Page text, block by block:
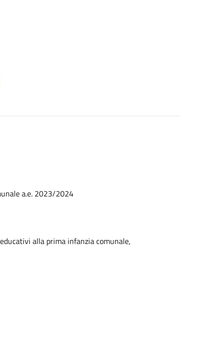
a.e. 2023/2024
alla prima infanzia comunale,